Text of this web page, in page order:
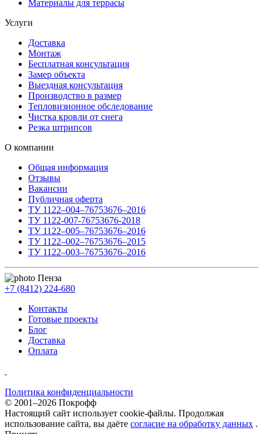
Материалы для террасы
Услуги
Доставка
Монтаж
Бесплатная консультация
Замер объекта
Выездная консультация
Производство в размер
Тепловизионное обследование
Чистка кровли от снега
Резка штрипсов
О компании
Общая информация
Отзывы
Вакансии
Публичная оферта
ТУ 1122–004–76753676–2016
ТУ 1122-007-76753676-2018
ТУ 1122–005–76753676–2016
ТУ 1122–002–76753676–2015
ТУ 1122–003–76753676–2016
Пенза
+7 (8412) 224-680
Контакты
Готовые проекты
Блог
Доставка
Оплата
Политика конфиденциальности
© 2001–2026 Покрофф
Настоящий сайт использует cookie-файлы. Продолжая
использование сайта, вы даёте согласие на обработку данных .